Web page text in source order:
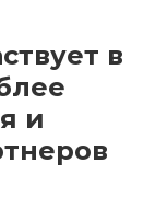
в
и